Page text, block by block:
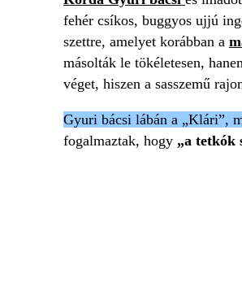
fehér csíkos, buggyos ujjú
szettre, amelyet korábban a
másolták le tökéletesen,
véget, hiszen a sasszemű
Gyuri bácsi lábán a „Klári”,
fogalmaztak, hogy „a tetkók